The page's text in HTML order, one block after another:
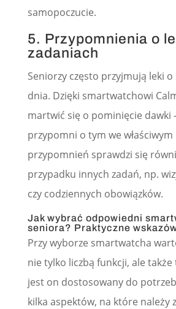
samopoczucie.
5. Przypomnienia o
zadaniach
Seniorzy często przyjmują leki o
dnia. Dzięki smartwatchowi
martwić się o pominięcie dawki
przypomni o tym we właściwym
przypomnień sprawdzi się
przypadku innych zadań, np.
czy codziennych obowiązków.
Jak wybrać odpowiedni
seniora? Praktyczne
Przy wyborze smartwatcha
nie tylko liczbą funkcji, ale
jest on dostosowany do
kilka aspektów, na które należy